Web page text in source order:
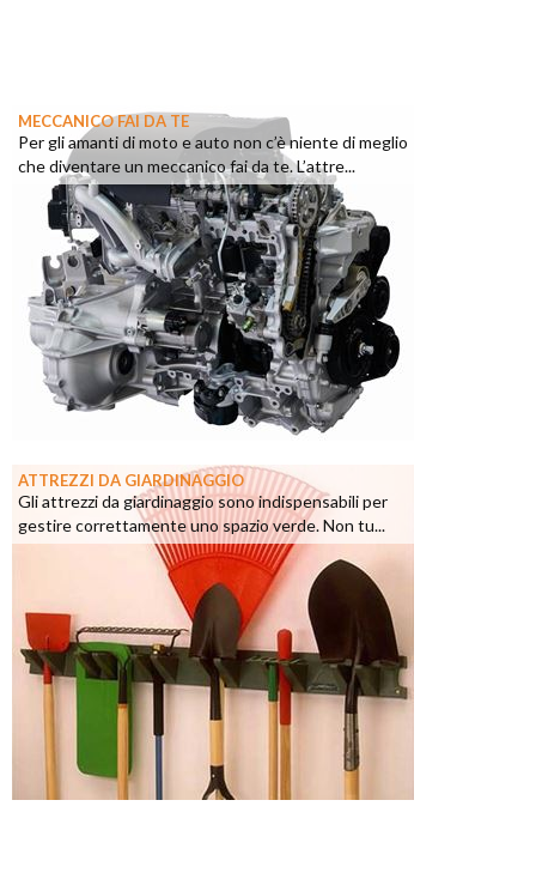
MECCANICO FAI DA TE
Per gli amanti di moto e auto non c’è niente di meglio
che diventare un meccanico fai da te. L’attre...
ATTREZZI DA GIARDINAGGIO
Gli attrezzi da giardinaggio sono indispensabili per
gestire correttamente uno spazio verde. Non tu...